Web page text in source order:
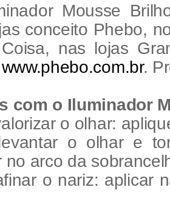
Mousse
conceito Phebo,
nas lojas
www.phebo.com.br.
com o Iluminador
o olhar:
o olhar e
no arco da
o nariz: aplicar